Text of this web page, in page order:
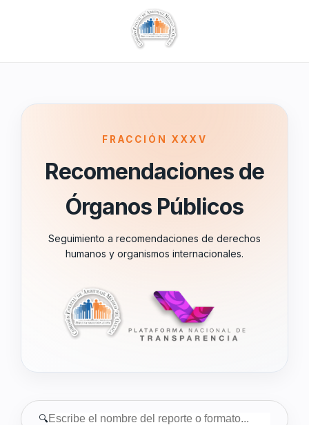
FRACCIÓN XXXV
Recomendaciones de
Órganos Públicos
Seguimiento a recomendaciones de derechos
humanos y organismos internacionales.
🔍